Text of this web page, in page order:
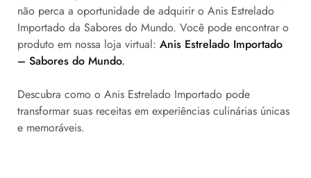
não perca a oportunidade de adquirir o Anis Estrelado
Importado da Sabores do Mundo. Você pode encontrar o
produto em nossa loja virtual: Anis Estrelado Importado
– Sabores do Mundo.
Descubra como o Anis Estrelado Importado pode
transformar suas receitas em experiências culinárias únicas
e memoráveis.